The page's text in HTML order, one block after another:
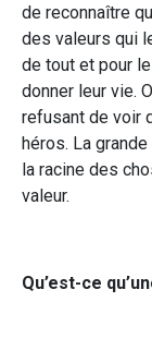
de reconnaître
des valeurs qui
de tout et pour
donner leur vie.
refusant de voir
héros. La grande
la racine des
valeur.
Qu’est-ce